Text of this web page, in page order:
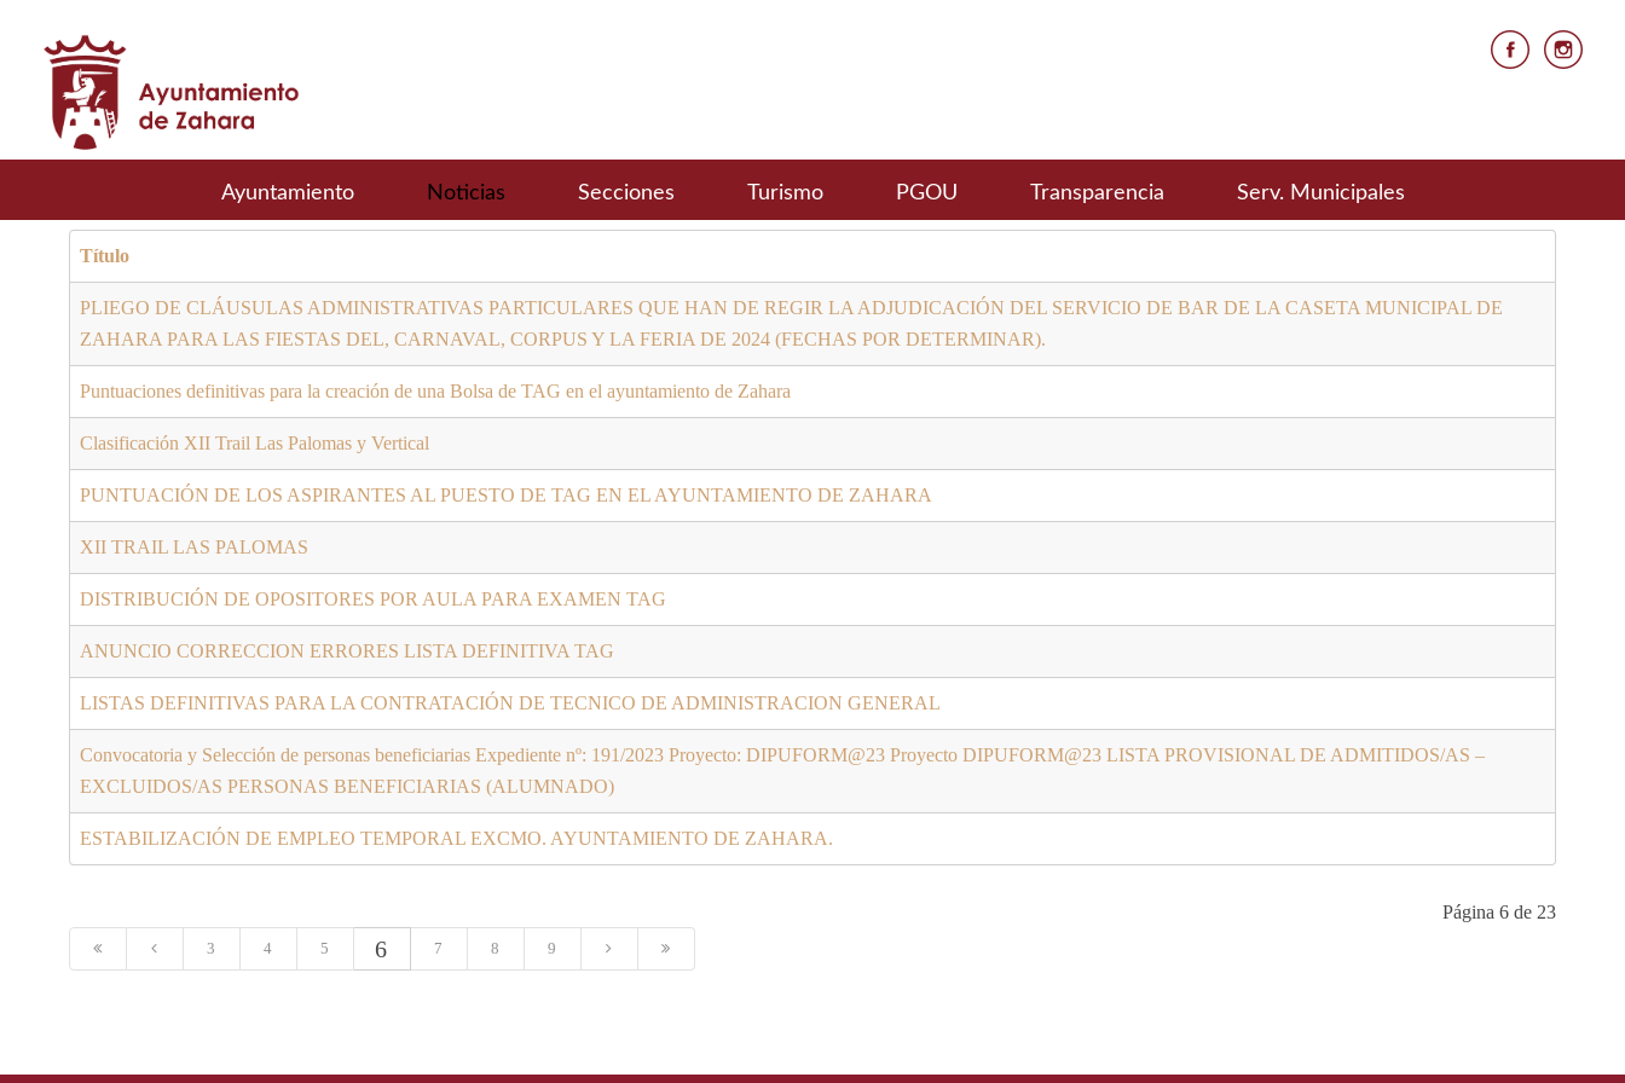
Ayuntamiento Noticias Secciones Turismo PGOU Transparencia Serv. Municipales
Título
PLIEGO DE CLÁUSULAS ADMINISTRATIVAS PARTICULARES QUE HAN DE REGIR LA ADJUDICACIÓN DEL SERVICIO DE BAR DE LA CASETA MUNICIPAL DE
ZAHARA PARA LAS FIESTAS DEL, CARNAVAL, CORPUS Y LA FERIA DE 2024 (FECHAS POR DETERMINAR).
Puntuaciones definitivas para la creación de una Bolsa de TAG en el ayuntamiento de Zahara
Clasificación XII Trail Las Palomas y Vertical
PUNTUACIÓN DE LOS ASPIRANTES AL PUESTO DE TAG EN EL AYUNTAMIENTO DE ZAHARA
XII TRAIL LAS PALOMAS
DISTRIBUCIÓN DE OPOSITORES POR AULA PARA EXAMEN TAG
ANUNCIO CORRECCION ERRORES LISTA DEFINITIVA TAG
LISTAS DEFINITIVAS PARA LA CONTRATACIÓN DE TECNICO DE ADMINISTRACION GENERAL
Convocatoria y Selección de personas beneficiarias Expediente nº: 191/2023 Proyecto: DIPUFORM@23 Proyecto DIPUFORM@23 LISTA PROVISIONAL DE ADMITIDOS/AS –
EXCLUIDOS/AS PERSONAS BENEFICIARIAS (ALUMNADO)
ESTABILIZACIÓN DE EMPLEO TEMPORAL EXCMO. AYUNTAMIENTO DE ZAHARA.
Página 6 de 23
3 4 5 6 7 8 9